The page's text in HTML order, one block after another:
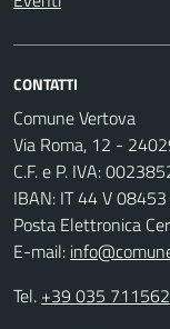
CONTATTI
Comune Vertova
Via Roma, 12 -
C.F. e P. IVA:
IBAN: IT 44 V
Posta Elettronica
E-mail:
Tel. +39 035 711562